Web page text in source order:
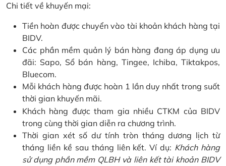
Chi tiết về khuyến mại:
Tiền hoàn được chuyển vào tài khoản khách hàng tại
BIDV.
Các phần mềm quản lý bán hàng đang áp dụng ưu
đãi: Sapo, Sổ bán hàng, Tingee, Ichiba, Tiktakpos,
Bluecom.
Mỗi khách hàng được hoàn 1 lần duy nhất trong suốt
thời gian khuyến mãi.
Khách hàng được tham gia nhiều CTKM của BIDV
trong cùng thời gian diễn ra chương trình.
Thời gian xét số dư tính tròn tháng dương lịch từ
tháng liền kề sau tháng liên kết. Ví dụ: Khách hàng
sử dụng phần mềm QLBH và liên kết tài khoản BIDV